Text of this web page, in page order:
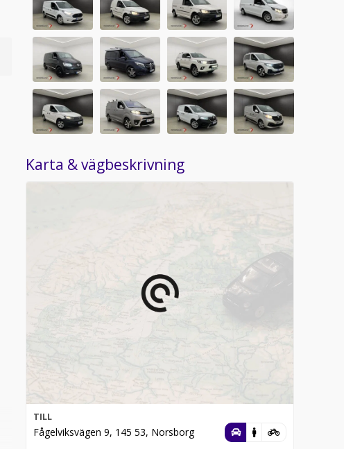
Karta & vägbeskrivning
TILL
Fågelviksvägen 9, 145 53, Norsborg